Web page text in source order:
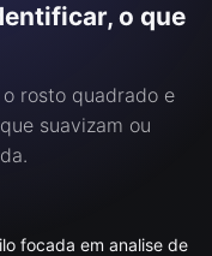
o que
rosto quadrado e
suavizam ou
focada em analise de